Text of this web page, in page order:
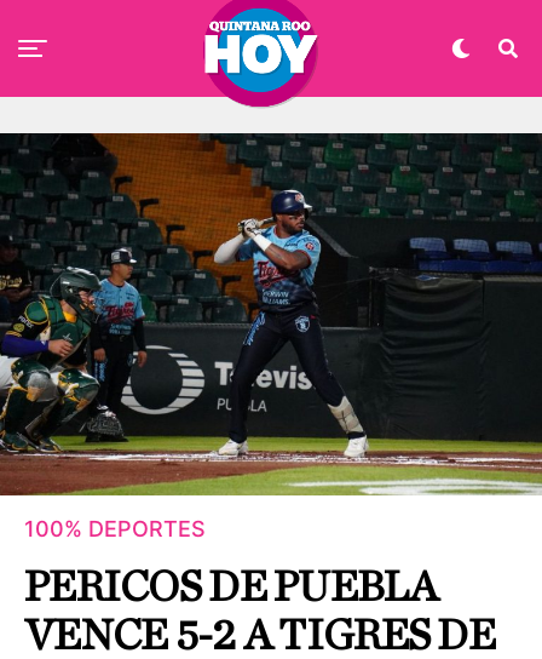
100% DEPORTES
PERICOS DE PUEBLA
VENCE 5-2 A TIGRES DE